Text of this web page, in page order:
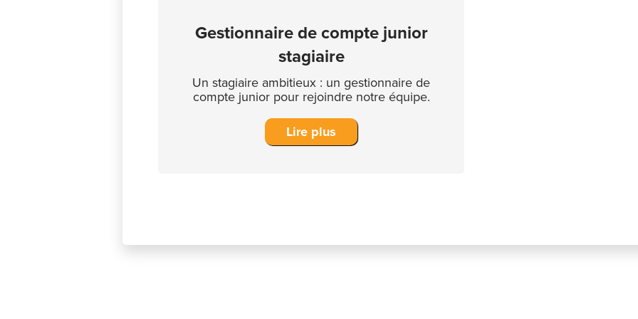
Gestionnaire de compte junior
stagiaire
Un stagiaire ambitieux : un gestionnaire de
compte junior pour rejoindre notre équipe.
Lire plus